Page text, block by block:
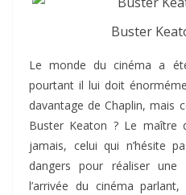
Buster
Le monde du cinéma a
pourtant il lui doit
davantage de Chaplin, mais
Buster Keaton ? Le maître
jamais, celui qui n’hésite
dangers pour réaliser
l’arrivée du cinéma